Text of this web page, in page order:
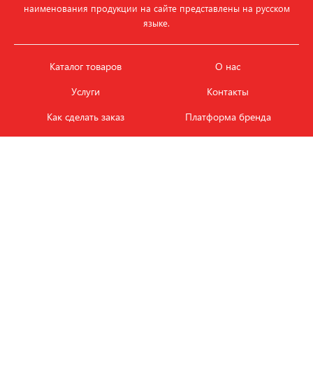
наименования продукции на сайте представлены на русском
языке.
Каталог товаров
Услуги
Как сделать заказ
О нас
Контакты
Платформа бренда